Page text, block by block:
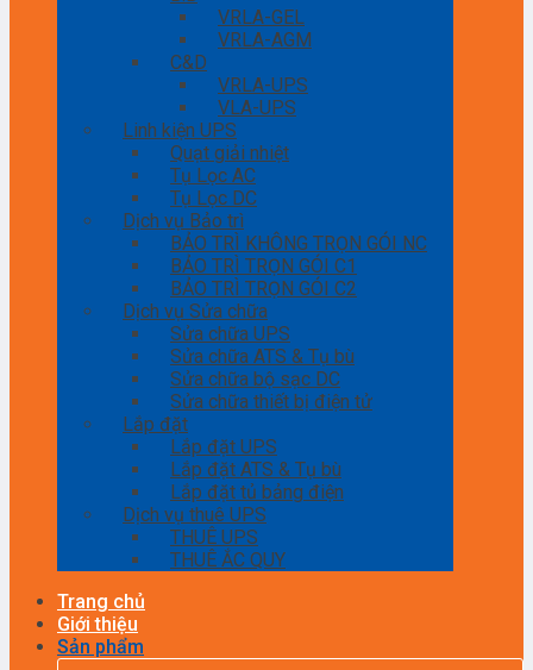
VRLA-GEL
VRLA-AGM
C&D
VRLA-UPS
VLA-UPS
Linh kiện UPS
Quạt giải nhiệt
Tụ Lọc AC
Tụ Lọc DC
Dịch vụ Bảo trì
BẢO TRÌ KHÔNG TRỌN GÓI NC
BẢO TRÌ TRỌN GÓI C1
BẢO TRÌ TRỌN GÓI C2
Dịch vụ Sửa chữa
Sửa chữa UPS
Sửa chữa ATS & Tụ bù
Sửa chữa bộ sạc DC
Sửa chữa thiết bị điện tử
Lắp đặt
Lắp đặt UPS
Lắp đặt ATS & Tụ bù
Lắp đặt tủ bảng điện
Dịch vụ thuê UPS
THUÊ UPS
THUÊ ẮC QUY
Trang chủ
Giới thiệu
Sản phẩm